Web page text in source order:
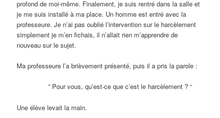
profond de moi-même. Finalement, je suis rentré dans la salle et
je me suis installé à ma place. Un homme est entré avec la
professeure. Je n’ai pas oublié l’intervention sur le harcèlement
simplement je m’en fichais, il n’allait rien m’apprendre de
nouveau sur le sujet.
Ma professeure l’a brièvement présenté, puis il a pris la parole :
” Pour vous, qu’est-ce que c’est le harcèlement ? “
Une élève levait la main.